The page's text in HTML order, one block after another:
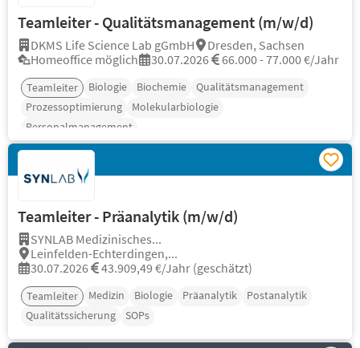
Teamleiter - Qualitätsmanagement (m/w/d)
DKMS Life Science Lab gGmbH
Dresden, Sachsen
Homeoffice möglich
30.07.2026 66.000 - 77.000 €/Jahr
Teamleiter Biologie Biochemie
Qualitätsmanagement
Prozessoptimierung
Molekularbiologie
Personalmanagement
Teamleiter - Präanalytik (m/w/d)
SYNLAB Medizinisches...
Leinfelden-Echterdingen,...
30.07.2026
43.909,49 €/Jahr (geschätzt)
Teamleiter Medizin Biologie Präanalytik
Postanalytik
Qualitätssicherung
SOPs